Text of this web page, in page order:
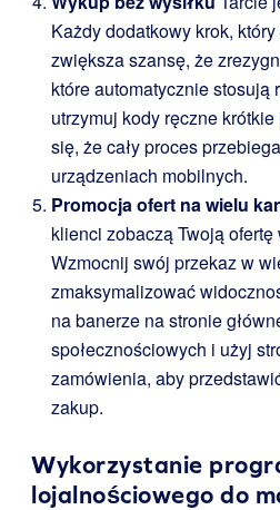
Każdy dodatkowy krok,
zwiększa szansę, że
które automatycznie stosują
utrzymuj kody ręczne
się, że cały proces
urządzeniach mobilnych.
Promocja ofert na wielu
klienci zobaczą Twoją
Wzmocnij swój przekaz w
zmaksymalizować
na banerze na stronie
społecznościowych i użyj
zamówienia, aby
zakup.
Wykorzystanie
lojalnościowego do